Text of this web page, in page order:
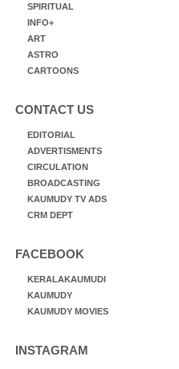
SPIRITUAL
INFO+
ART
ASTRO
CARTOONS
CONTACT US
EDITORIAL
ADVERTISMENTS
CIRCULATION
BROADCASTING
KAUMUDY TV ADS
CRM DEPT
FACEBOOK
KERALAKAUMUDI
KAUMUDY
KAUMUDY MOVIES
INSTAGRAM